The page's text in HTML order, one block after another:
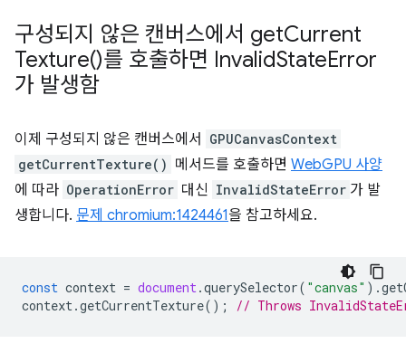
구성되지 않은 캔버스에서 getCurrent
Texture()를 호출하면 InvalidStateError
가 발생함
이제 구성되지 않은 캔버스에서
GPUCanvasContext
getCurrentTexture() 메서드를 호출하면 WebGPU 사양
에 따라 OperationError 대신 InvalidStateError 가 발
생합니다. 문제 chromium:1424461을 참고하세요.
const context = document.querySelector( "canvas" ).
context.getCurrentTexture(); // Throws